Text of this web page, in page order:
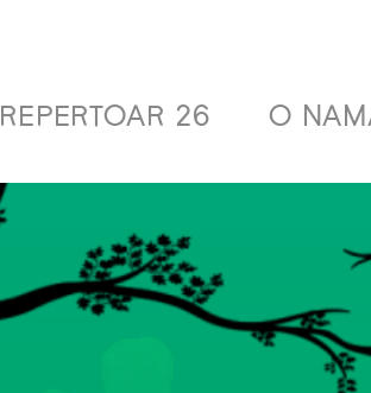
REPERTOAR 26 O